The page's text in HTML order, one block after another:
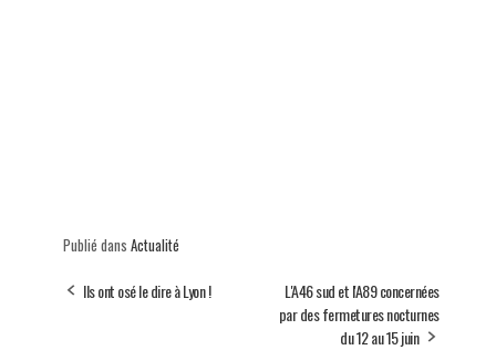
Publié dans Actualité
Ils ont osé le dire à Lyon !
L'A46 sud et l'A89 concernées
par des fermetures nocturnes
du 12 au 15 juin